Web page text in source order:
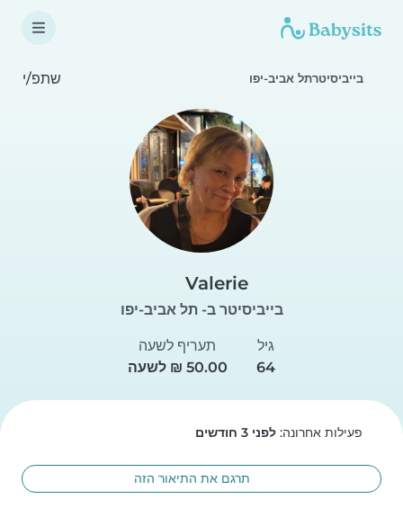
בייביסיטרתל אביב-יפו שתפ/י
Valerie
בייביסיטר ב- תל אביב-יפו
גיל
64
תעריף לשעה
פעילות אחרונה:לפני 3 חודשים
תרגם את התיאור הזה